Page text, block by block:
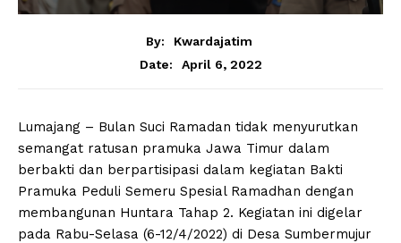
By:
Kwardajatim
Date:
April 6, 2022
Lumajang – Bulan Suci Ramadan tidak menyurutkan
semangat ratusan pramuka Jawa Timur dalam
berbakti dan berpartisipasi dalam kegiatan Bakti
Pramuka Peduli Semeru Spesial Ramadhan dengan
membangunan Huntara Tahap 2. Kegiatan ini digelar
pada Rabu-Selasa (6-12/4/2022) di Desa Sumbermujur